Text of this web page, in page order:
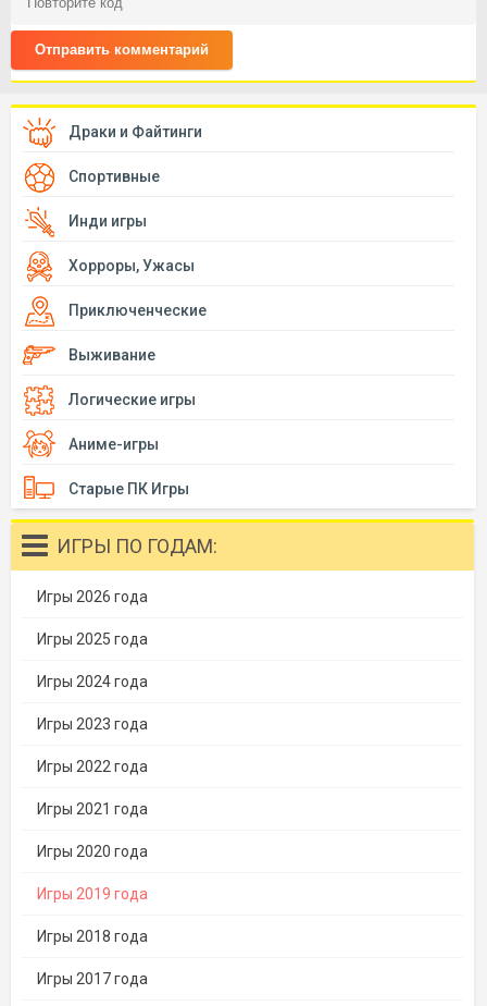
Отправить комментарий
Драки и Файтинги
Спортивные
Инди игры
Хорроры, Ужасы
Приключенческие
Выживание
Логические игры
Аниме-игры
Старые ПК Игры
ИГРЫ ПО ГОДАМ:
Игры 2026 года
Игры 2025 года
Игры 2024 года
Игры 2023 года
Игры 2022 года
Игры 2021 года
Игры 2020 года
Игры 2019 года
Игры 2018 года
Игры 2017 года